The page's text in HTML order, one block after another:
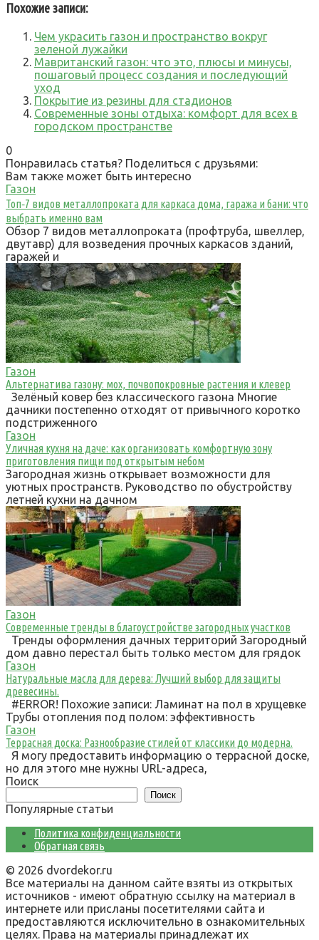
Похожие записи:
Чем украсить газон и пространство вокруг
зеленой лужайки
Мавританский газон: что это, плюсы и минусы,
пошаговый процесс создания и последующий
уход
Покрытие из резины для стадионов
Современные зоны отдыха: комфорт для всех в
городском пространстве
0
Понравилась статья? Поделиться с друзьями:
Вам также может быть интересно
Газон
Топ‑7 видов металлопроката для каркаса дома, гаража и бани: что
выбрать именно вам
Обзор 7 видов металлопроката (профтруба, швеллер,
двутавр) для возведения прочных каркасов зданий,
гаражей и
Газон
Альтернатива газону: мох, почвопокровные растения и клевер
Зелёный ковер без классического газона Многие
дачники постепенно отходят от привычного коротко
подстриженного
Газон
Уличная кухня на даче: как организовать комфортную зону
приготовления пищи под открытым небом
Загородная жизнь открывает возможности для
уютных пространств. Руководство по обустройству
летней кухни на дачном
Газон
Современные тренды в благоустройстве загородных участков
Тренды оформления дачных территорий Загородный
дом давно перестал быть только местом для грядок
Газон
Натуральные масла для дерева: Лучший выбор для защиты
древесины.
#ERROR! Похожие записи: Ламинат на пол в хрущевке
Трубы отопления под полом: эффективность
Газон
Террасная доска: Разнообразие стилей от классики до модерна.
Я могу предоставить информацию о террасной доске,
но для этого мне нужны URL-адреса,
Поиск
Поиск
Популярные статьи
Политика конфиденциальности
Обратная связь
© 2026 dvordekor.ru
Все материалы на данном сайте взяты из открытых
источников - имеют обратную ссылку на материал в
интернете или присланы посетителями сайта и
предоставляются исключительно в ознакомительных
целях. Права на материалы принадлежат их